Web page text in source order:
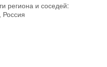
региона и соседей:
Россия